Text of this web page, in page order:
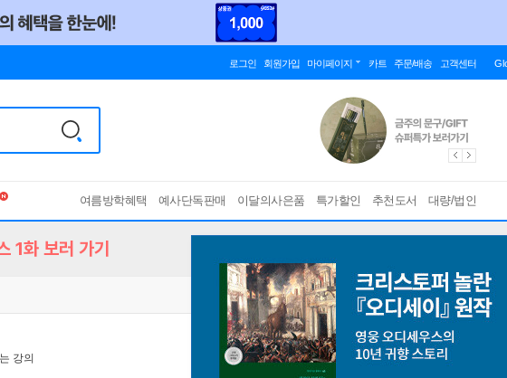
로그인 회원가입 마이페이지 카트 주문/배송 고객센터
사
여름방학혜택 예사단독판매 이달의사은품 특가할인 추천도서 대량/법인
1화 보러 가기
강의